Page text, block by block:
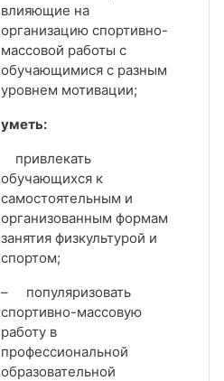
влияющие на
организацию спортивно-
массовой работы с
обучающимися с разным
уровнем мотивации;
уметь:
привлекать
обучающихся к
самостоятельным и
организованным формам
занятия физкультурой и
спортом;
– популяризовать
спортивно-массовую
работу в
профессиональной
образовательной